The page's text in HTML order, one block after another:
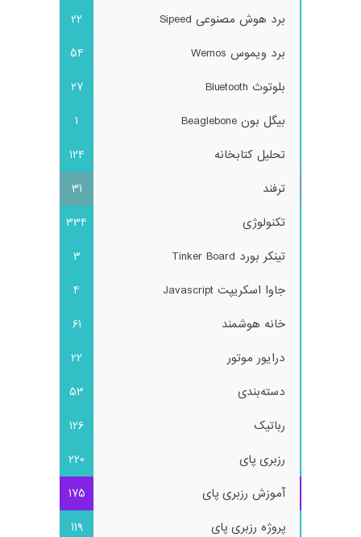
برد هوش مصنوعی Sipeed
22
برد ویموس Wemos
54
بلوتوث Bluetooth
27
بیگل بون Beaglebone
1
تحلیل کتابخانه
124
ترفند
31
تکنولوژی
334
تینکر بورد Tinker Board
3
جاوا اسکریپت Javascript
4
خانه هوشمند
61
درایور موتور
22
دسته‌بندی
53
رباتیک
126
رزبری پای
220
آموزش رزبری پای
175
پروژه رزبری پای
119